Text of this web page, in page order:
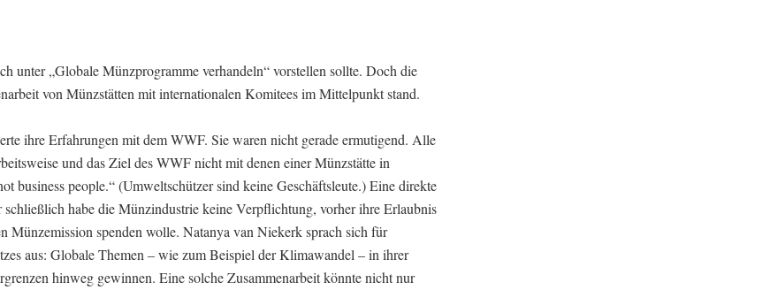
unter „Globale Münzprogramme verhandeln“ vorstellen sollte. Doch die
von Münzstätten mit internationalen Komitees im Mittelpunkt stand.
ihre Erfahrungen mit dem WWF. Sie waren nicht gerade ermutigend. Alle
und das Ziel des WWF nicht mit denen einer Münzstätte in
business people.“ (Umweltschützer sind keine Geschäftsleute.) Eine direkte
habe die Münzindustrie keine Verpflichtung, vorher ihre Erlaubnis
Münzemission spenden wolle. Natanya van Niekerk sprach sich für
aus: Globale Themen – wie zum Beispiel der Klimawandel – in ihrer
hinweg gewinnen. Eine solche Zusammenarbeit könnte nicht nur